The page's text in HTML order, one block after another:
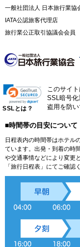
一般社団法人 日本旅行業協
IATA公認旅客代理店
旅行業公正取引協議会会員
SSLとは？
このサイ
SSL暗号
盗用を防い
■時間帯の目安について
日程表内の時間帯はホテル
ています。出発・到着の時
や交通事情などにより変更
「旅行日程表」にてご確認